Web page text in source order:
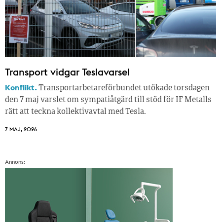
Transport vidgar Teslavarsel
Konflikt.Transportarbetareförbundet utökade torsdagen
den 7 maj varslet om sympatiåtgärd till stöd för IF Metalls
rätt att teckna kollektivavtal med Tesla.
7 MAJ, 2026
Annons: